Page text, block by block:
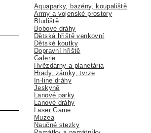
Aquaparky, bazény, koupaliště
Army a vojenské prostory
Bludiště
Bobové dráhy
Dětská hřiště venkovní
Dětské koutky
Dopravní hřiště
Galerie
Hvězdárny a planetária
Hrady, zámky, tvrze
In-line dráhy
Jeskyně
Lanové parky
Lanové dráhy
Laser Game
Muzea
Naučné stezky